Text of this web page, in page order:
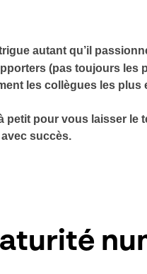
autant qu’il
(pas toujours les
les collègues les plus
pour vous laisser le
avec succès.